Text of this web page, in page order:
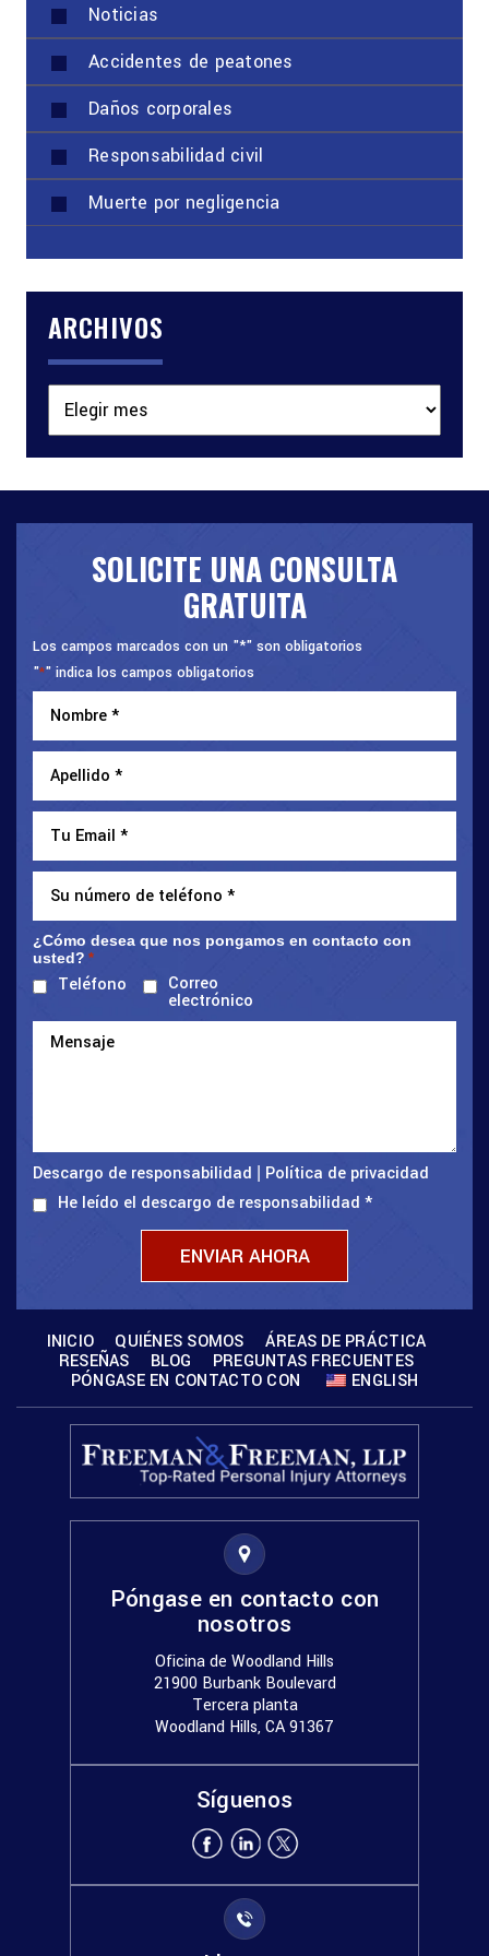
Noticias
Accidentes de peatones
Daños corporales
Responsabilidad civil
Muerte por negligencia
ARCHIVOS
SOLICITE UNA CONSULTA
GRATUITA
Los campos marcados con un "*" son obligatorios
"*" indica los campos obligatorios
¿Cómo desea que nos pongamos en contacto con
usted? *
Teléfono Correo
electrónico
Descargo de responsabilidad
Política de privacidad
He leído el descargo de responsabilidad *
INICIO QUIÉNES SOMOS
ÁREAS DE PRÁCTICA
RESEÑAS
BLOG
PREGUNTAS FRECUENTES
PÓNGASE EN CONTACTO CON
ENGLISH
Póngase en contacto con
nosotros
Oficina de Woodland Hills
21900 Burbank Boulevard
Tercera planta
Woodland Hills, CA 91367
Síguenos